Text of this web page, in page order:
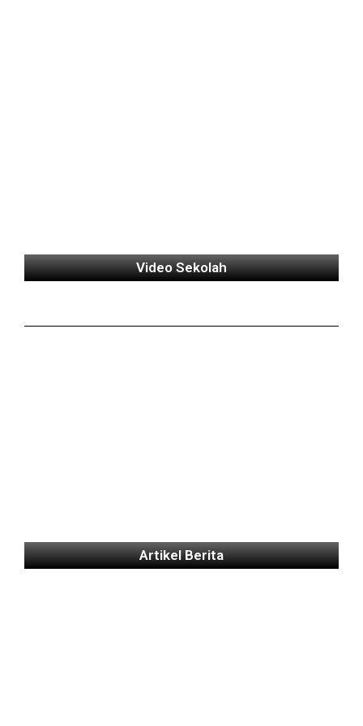
Video Sekolah
Artikel Berita